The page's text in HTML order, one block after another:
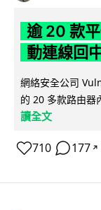
逾 20 款
動連線回
網絡安全公司
的 20 多款路由
讀全文
710 177 ↗